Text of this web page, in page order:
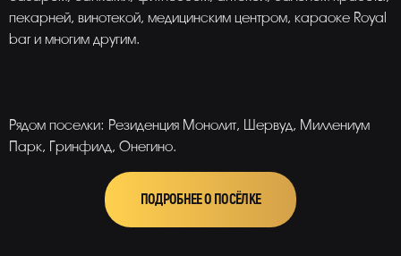
пекарней, винотекой, медицинским центром, караоке Royal
bar и многим другим.
Рядом поселки: Резиденция Монолит, Шервуд, Миллениум
Парк, Гринфилд, Онегино.
ПОДРОБНЕЕ О ПОСЁЛКЕ